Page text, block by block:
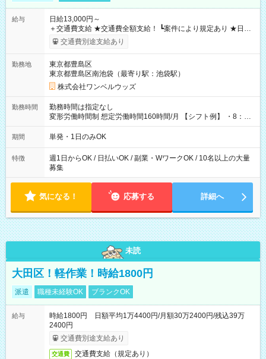
給与
日給13,000円～
＋交通費支給 ★交通費全額支給！ ┗案件により規定あり ★日払
いOK！（規定あり） ┗働いたその日に現金GET♪ お仕事後はコ
ンビニATMから 日払い分を引き落とせます！ 【試用期間】試
交通費別途支給あり
勤務地
東京都豊島区
東京都豊島区南池袋（最寄り駅：池袋駅）
株式会社ワンベルウッズ
勤務時間
勤務時間は指定なし
変形労働時間制 想定労働時間160時間/月 【シフト例】 ・8：00
～21：00
期間 単発・1日のみOK
特徴
週1日からOK / 日払いOK / 副業・WワークOK / 10名以上の大量
募集
気になる！ 応募する 詳細へ
未読
大田区！軽作業！時給1800円
派遣 職種未経験OK ブランクOK
給与
時給1800円 日額平均1万4400円/月額30万2400円/残込39万
2400円
交通費別途支給あり
交通費 交通費支給（規定あり）